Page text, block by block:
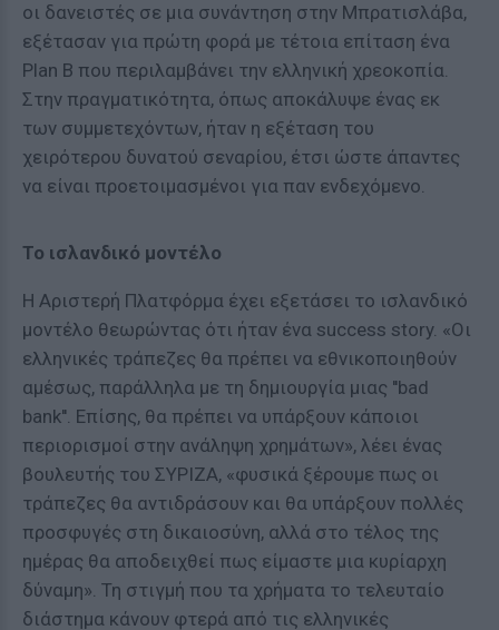
οι δανειστές σε μια συνάντηση στην Μπρατισλάβα,
εξέτασαν για πρώτη φορά με τέτοια επίταση ένα
Plan B που περιλαμβάνει την ελληνική χρεοκοπία.
Στην πραγματικότητα, όπως αποκάλυψε ένας εκ
των συμμετεχόντων, ήταν η εξέταση του
χειρότερου δυνατού σεναρίου, έτσι ώστε άπαντες
να είναι προετοιμασμένοι για παν ενδεχόμενο.
Το ισλανδικό μοντέλο
Η Αριστερή Πλατφόρμα έχει εξετάσει το ισλανδικό
μοντέλο θεωρώντας ότι ήταν ένα success story. «Οι
ελληνικές τράπεζες θα πρέπει να εθνικοποιηθούν
αμέσως, παράλληλα με τη δημιουργία μιας ''bad
bank''. Επίσης, θα πρέπει να υπάρξουν κάποιοι
περιορισμοί στην ανάληψη χρημάτων», λέει ένας
βουλευτής του ΣΥΡΙΖΑ, «φυσικά ξέρουμε πως οι
τράπεζες θα αντιδράσουν και θα υπάρξουν πολλές
προσφυγές στη δικαιοσύνη, αλλά στο τέλος της
ημέρας θα αποδειχθεί πως είμαστε μια κυρίαρχη
δύναμη». Τη στιγμή που τα χρήματα το τελευταίο
διάστημα κάνουν φτερά από τις ελληνικές